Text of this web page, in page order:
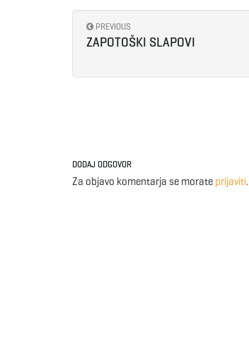
PREVIOUS
ZAPOTOŠKI SLAPOVI
DODAJ ODGOVOR
Za objavo komentarja se morate prijaviti.